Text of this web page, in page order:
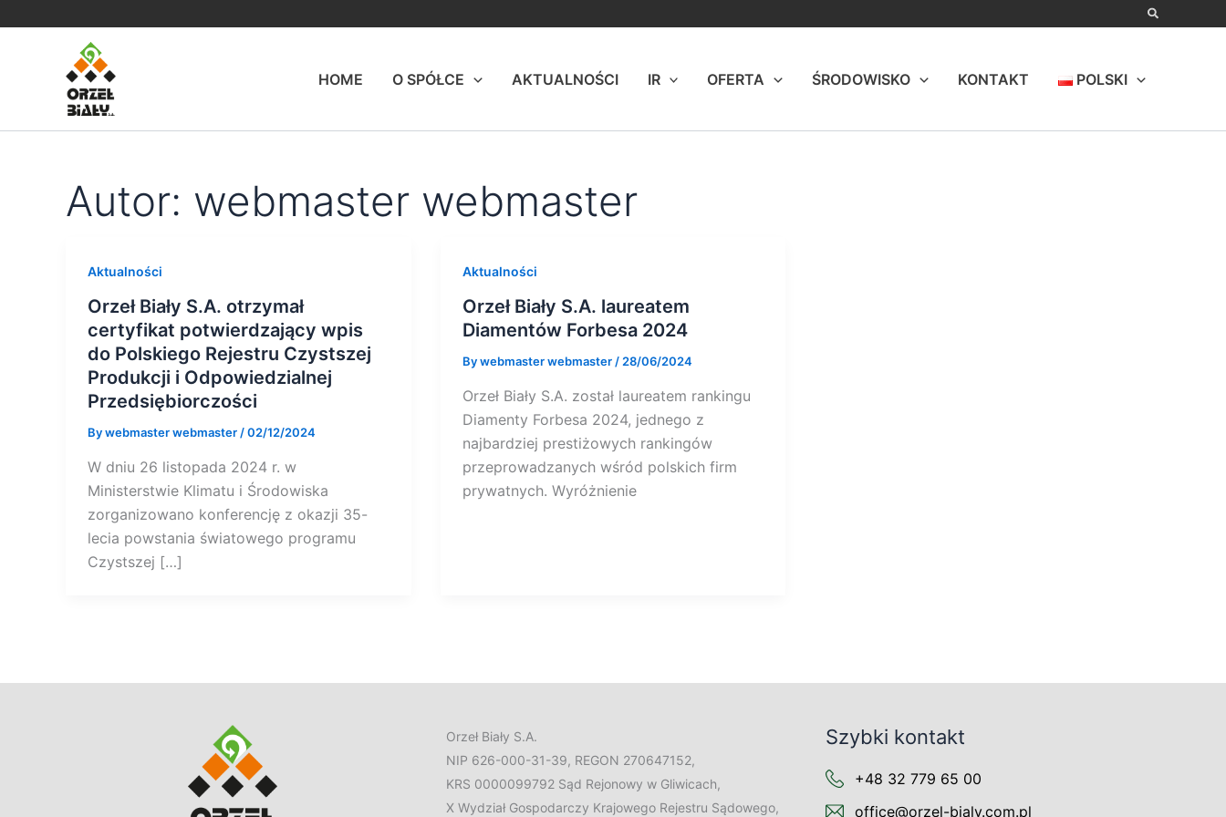
HOME
O SPÓŁCE AKTUALNOŚCI IR OFERTA ŚRODOWISKO KONTAKT POLSKI
Autor: webmaster webmaster
Aktualności
Orzeł Biały S.A. otrzymał
certyfikat potwierdzający wpis
do Polskiego Rejestru Czystszej
Produkcji i Odpowiedzialnej
Przedsiębiorczości
Bywebmaster webmaster/02/12/2024
W dniu 26 listopada 2024 r. w
Ministerstwie Klimatu i Środowiska
zorganizowano konferencję z okazji 35-
lecia powstania światowego programu
Czystszej […]
Aktualności
Orzeł Biały S.A. laureatem
Diamentów Forbesa 2024
Bywebmaster webmaster/28/06/2024
Orzeł Biały S.A. został laureatem rankingu
Diamenty Forbesa 2024, jednego z
najbardziej prestiżowych rankingów
przeprowadzanych wśród polskich firm
prywatnych. Wyróżnienie
Orzeł Biały S.A.
NIP 626-000-31-39, REGON 270647152,
KRS 0000099792 Sąd Rejonowy w Gliwicach,
X Wydział Gospodarczy Krajowego Rejestru Sądowego,
Szybki kontakt
+48 32 779 65 00
office@orzel-bialy.com.pl